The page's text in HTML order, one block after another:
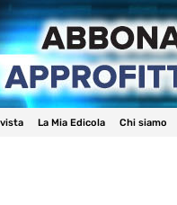
La Mia Edicola Chi siamo